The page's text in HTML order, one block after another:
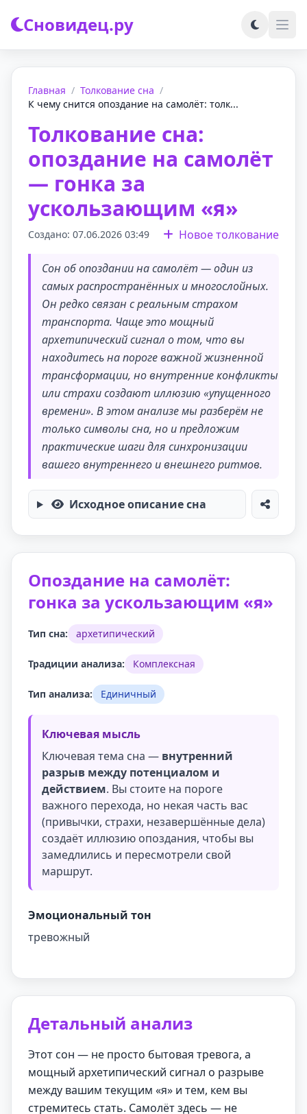
Сновидец.ру
Главная / Толкование сна /
К чему снится опоздание на самолёт: толк...
Толкование сна:
опоздание на самолёт
— гонка за
ускользающим «я»
Создано: 07.06.2026 03:49 Новое толкование
Сон об опоздании на самолёт — один из
самых распространённых и многослойных.
Он редко связан с реальным страхом
транспорта. Чаще это мощный
архетипический сигнал о том, что вы
находитесь на пороге важной жизненной
трансформации, но внутренние конфликты
или страхи создают иллюзию «упущенного
времени». В этом анализе мы разберём не
только символы сна, но и предложим
практические шаги для синхронизации
вашего внутреннего и внешнего ритмов.
Исходное описание сна
Опоздание на самолёт:
гонка за ускользающим «я»
Тип сна: архетипический
Традиции анализа: Комплексная
Тип анализа: Единичный
Ключевая мысль
Ключевая тема сна — внутренний
разрыв между потенциалом и
действием. Вы стоите на пороге
важного перехода, но некая часть вас
(привычки, страхи, незавершённые дела)
создаёт иллюзию опоздания, чтобы вы
замедлились и пересмотрели свой
маршрут.
Эмоциональный тон
тревожный
Детальный анализ
Этот сон — не просто бытовая тревога, а
мощный архетипический сигнал о разрыве
между вашим текущим «я» и тем, кем вы
стремитесь стать. Самолёт здесь — не